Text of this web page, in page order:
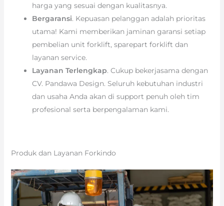
harga yang sesuai dengan kualitasnya.
Bergaransi. Kepuasan pelanggan adalah prioritas
utama! Kami memberikan jaminan garansi setiap
pembelian unit forklift, sparepart forklift dan
layanan service.
Layanan Terlengkap. Cukup bekerjasama dengan
CV. Pandawa Design. Seluruh kebutuhan industri
dan usaha Anda akan di support penuh oleh tim
profesional serta berpengalaman kami.
Produk dan Layanan Forkindo